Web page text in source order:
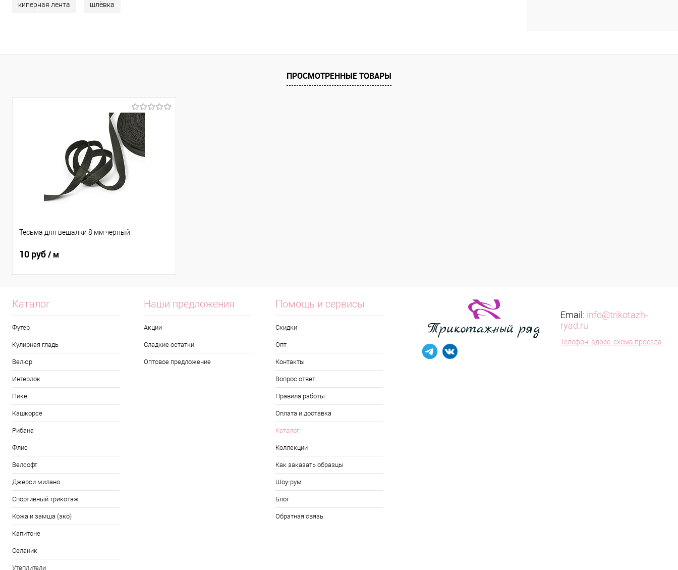
киперная лента шлёвка
ПРОСМОТРЕННЫЕ ТОВАРЫ
Тесьма для вешалки 8 мм черный
10 руб/ м
Каталог
Футер
Кулирная гладь
Велюр
Интерлок
Пике
Кашкорсе
Рибана
Флис
Велсофт
Джерси милано
Спортивный трикотаж
Кожа и замша (эко)
Капитоне
Селаник
Утеплители
Наши предложения
Акции
Сладкие остатки
Оптовое предложение
Помощь и сервисы
Скидки
Опт
Контакты
Вопрос ответ
Правила работы
Оплата и доставка
Каталог
Коллекции
Как заказать образцы
Шоу-рум
Блог
Обратная связь
Email: info@trikotazh-
ryad.ru
Телефон, адрес, схема проезда